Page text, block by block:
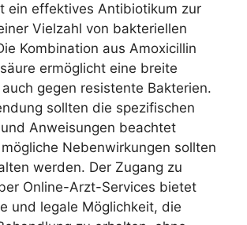
ein effektives Antibiotikum zur
Vielzahl von bakteriellen
Kombination aus Amoxicillin
ermöglicht eine breite
gegen resistente Bakterien.
sollten die spezifischen
Anweisungen beachtet
Nebenwirkungen sollten
werden. Der Zugang zu
Online-Arzt-Services bietet
und legale Möglichkeit, die